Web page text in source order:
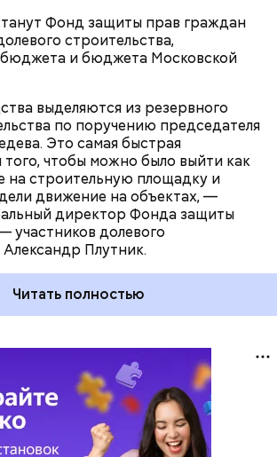
Фонд защиты прав граждан
строительства,
и бюджета Московской
выделяются из резервного
по поручению председателя
Это самая быстрая
чтобы можно было выйти как
на строительную площадку и
движение на объектах, —
директор Фонда защиты
участников долевого
Плутник.
Читать полностью